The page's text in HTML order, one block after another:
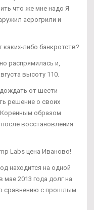
что же мне надо Я
аерогрили и
каких-либо банкротств?
распрямилась и,
высоту 110.
от шести
решение о своих
Коренным образом
после восстановления
Labs цена Иваново!
находится на одной
мае 2013 года долг на
сравнению с прошлым